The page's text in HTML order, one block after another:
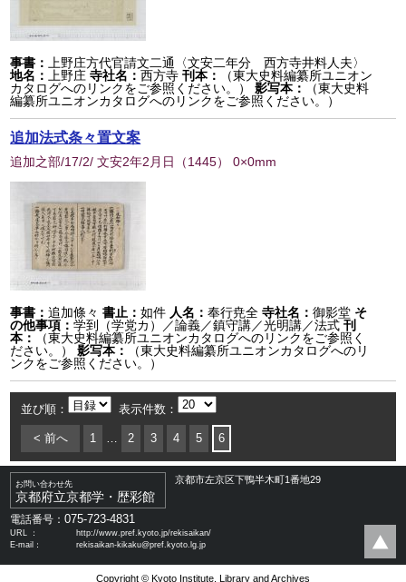
事書：
上野庄方代官請文二通〈文安二年分 西方寺井料人夫〉
地名：
上野庄 寺社名：西方寺 刊本：
（東大史料編纂所ユニオン
カタログへのリンクをご参照ください。）
影写本：
（東大史料
編纂所ユニオンカタログへのリンクをご参照ください。）
追加法式条々置文案
追加之部/17/2/ 文安2年2月日 （1445） 0×0mm
事書：追加條々 書止：如件 人名：奉行尭全 寺社名：御影堂 そ
の他事項：学到（学党カ）／論義／鎮守講／光明講／法式 刊
本：
（東大史料編纂所ユニオンカタログへのリンクをご参照く
ださい。）
影写本：
（東大史料編纂所ユニオンカタログへのリ
ンクをご参照ください。）
並び順： 表示件数：
< 前へ 1 … 2 3 4 5 6
お問い合わせ先
京都府立京都学・歴彩館
京都市左京区下鴨半木町1番地29
電話番号：075-723-4831
URL ：
http://www.pref.kyoto.jp/rekisaikan/
E-mail：
rekisaikan-kikaku@pref.kyoto.lg.jp
Copyright © Kyoto Institute, Library and Archives